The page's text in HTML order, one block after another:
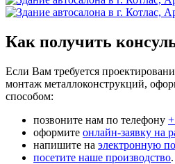
Как получить
Если Вам требуется
монтаж металлоконструкций,
способом:
позвоните нам по телефону
оформите онлайн-заявку на
напишите на электронную
посетите наше производство.